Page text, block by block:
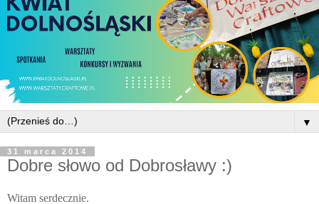
▼
31 marca 2014
Dobre słowo od Dobrosławy :)
Witam serdecznie.